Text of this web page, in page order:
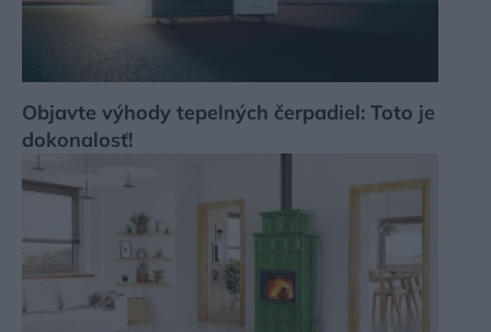
Objavte výhody tepelných čerpadiel: Toto je
dokonalosť!